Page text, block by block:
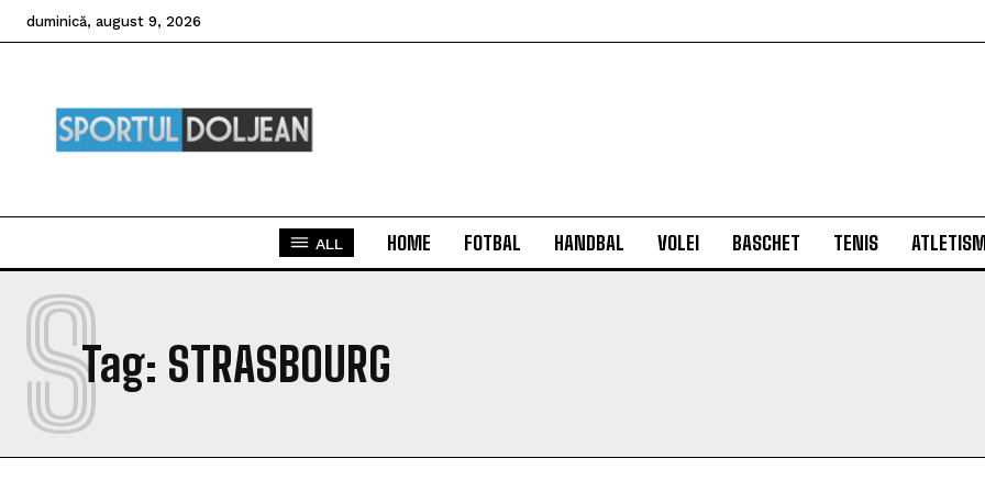
duminică, august 9, 2026
ALL HOME FOTBAL HANDBAL VOLEI BASCHET TENIS
Tag: STRASBOURG
S